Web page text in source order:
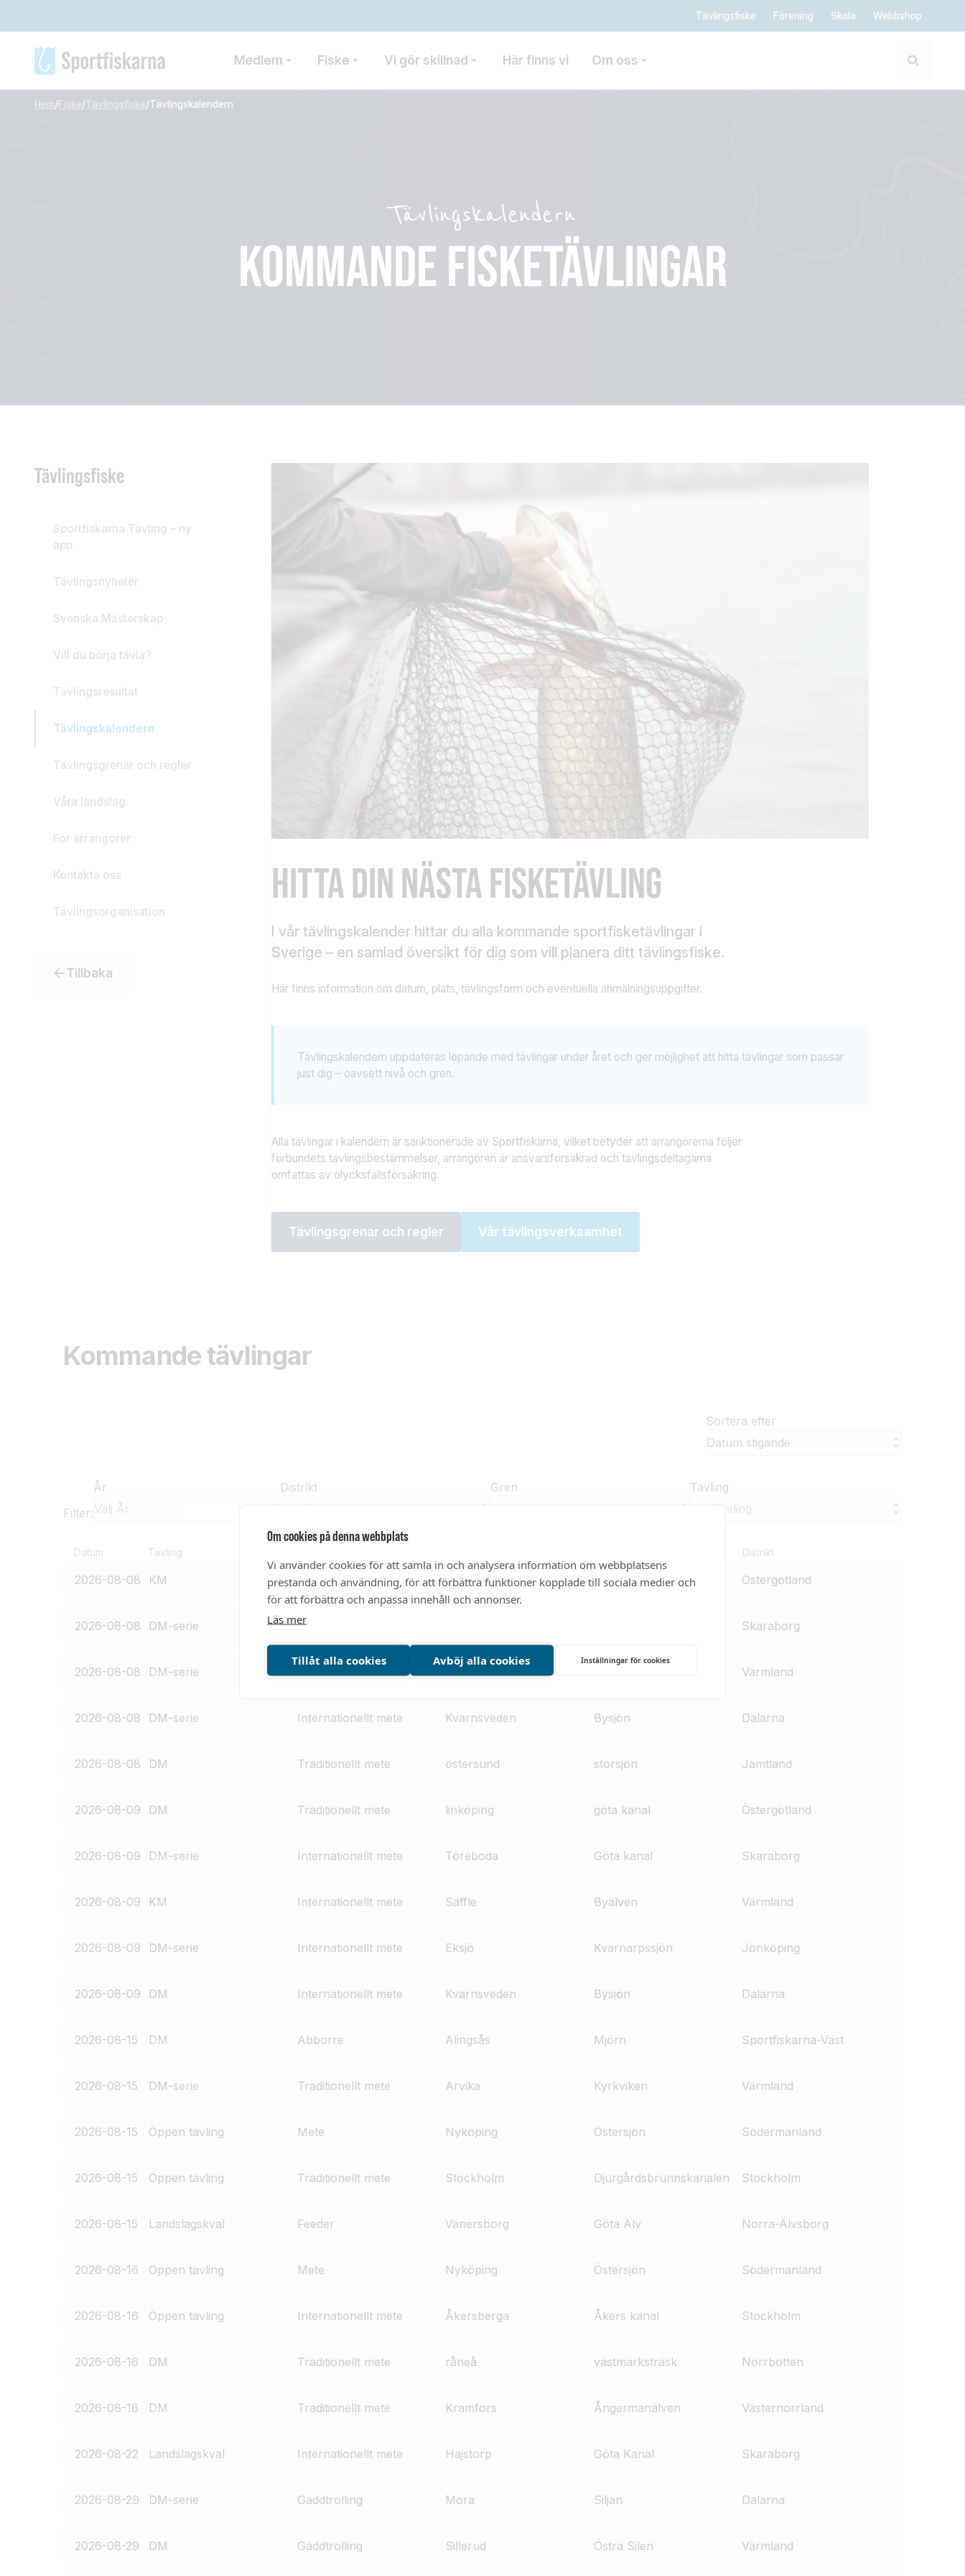
Om cookies på denna webbplats
Vi använder cookies för att samla in och analysera information om webbplatsens
prestanda och användning, för att förbättra funktioner kopplade till sociala medier och
för att förbättra och anpassa innehåll och annonser.
Läs mer
Tillåt alla cookies Avböj alla cookies Inställningar för cookies
Tävlingsfiske Förening Skola Webbshop
Medlem Fiske Vi gör skillnad Här finns vi Om oss
Hem/Fiske/Tävlingsfiske/Tävlingskalendern
Tävlingskalendern
KOMMANDE FISKETÄVLINGAR
Tävlingsfiske
Sportfiskarna Tävling – ny
app
Tävlingsnyheter
Svenska Mästerskap
Vill du börja tävla?
Tävlingsresultat
Tävlingskalendern
Tävlingsgrenar och regler
Våra landslag
För arrangörer
Kontakta oss
Tävlingsorganisation
Tillbaka
HITTA DIN NÄSTA FISKETÄVLING
I vår tävlingskalender hittar du alla kommande sportfisketävlingar i
Sverige – en samlad översikt för dig som vill planera ditt tävlingsfiske.
Här finns information om datum, plats, tävlingsform och eventuella anmälningsuppgifter.
Tävlingskalendern uppdateras löpande med tävlingar under året och ger möjlighet att hitta tävlingar som passar
just dig – oavsett nivå och gren.
Alla tävlingar i kalendern är sanktionerade av Sportfiskarna, vilket betyder att arrangörerna följer
förbundets tävlingsbestämmelser, arrangören är ansvarsförsäkrad och tävlingsdeltagarna
omfattas av olycksfallsförsäkring.
Tävlingsgrenar och regler Vår tävlingsverksamhet